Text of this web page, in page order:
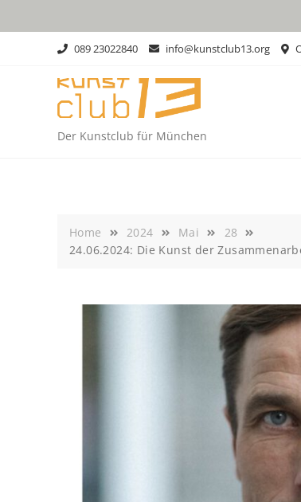
089 23022840 info@kunstclub13.org
Der Kunstclub für München
Home 2024 Mai
28
24.06.2024: Die Kunst der